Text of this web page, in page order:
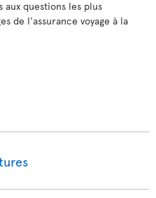
aux questions les plus
de l'assurance voyage à la